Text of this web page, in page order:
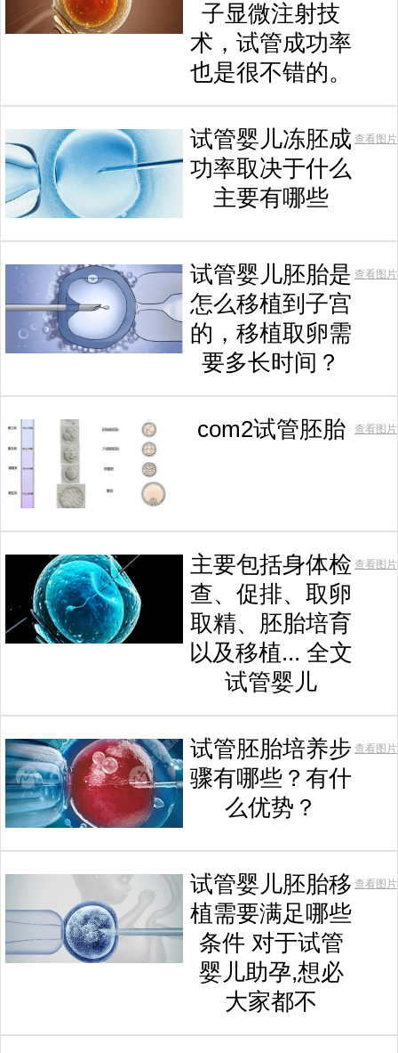
子显微注射技
术，试管成功率
也是很不错的。
试管婴儿冻胚成
功率取决于什么
主要有哪些
查看图片
试管婴儿胚胎是
怎么移植到子宫
的，移植取卵需
要多长时间？
查看图片
com2试管胚胎 查看图片
主要包括身体检
查、促排、取卵
取精、胚胎培育
以及移植... 全文
试管婴儿
查看图片
试管胚胎培养步
骤有哪些？有什
么优势？
查看图片
试管婴儿胚胎移
植需要满足哪些
条件 对于试管
婴儿助孕,想必
大家都不
查看图片